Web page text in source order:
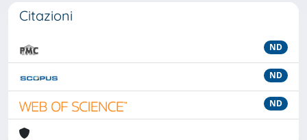
Citazioni
ND
ND
ND